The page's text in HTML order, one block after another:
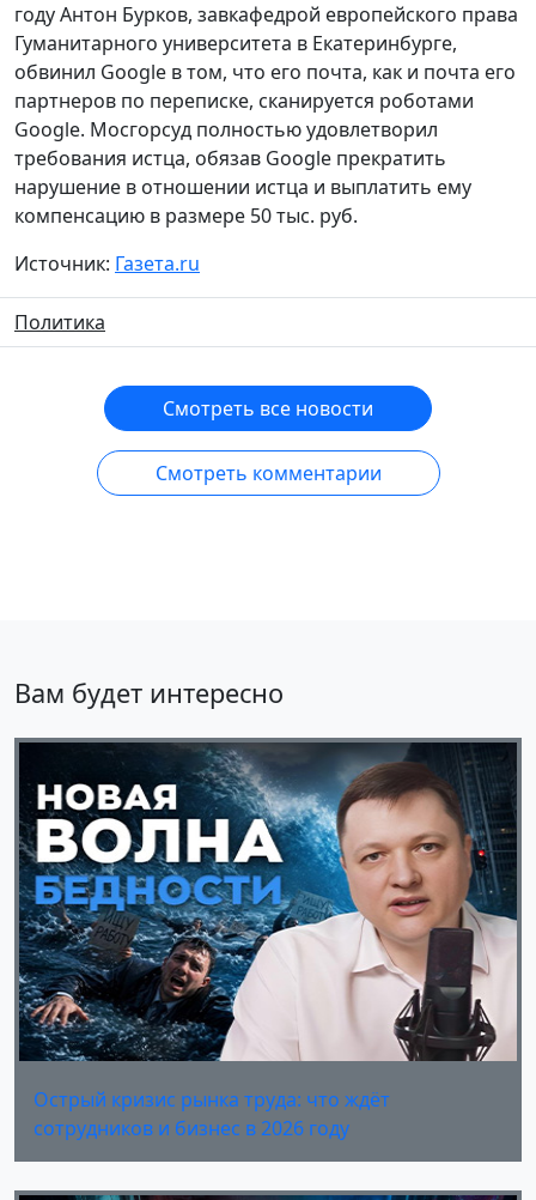
году Антон Бурков, завкафедрой европейского права
Гуманитарного университета в Екатеринбурге,
обвинил Google в том, что его почта, как и почта его
партнеров по переписке, сканируется роботами
Google. Мосгорсуд полностью удовлетворил
требования истца, обязав Google прекратить
нарушение в отношении истца и выплатить ему
компенсацию в размере 50 тыс. руб.
Источник: Газета.ru
Политика
Смотреть все новости
Смотреть комментарии
Вам будет интересно
Острый кризис рынка труда: что ждёт
сотрудников и бизнес в 2026 году